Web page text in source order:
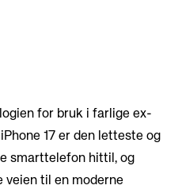
for bruk i farlige ex-
17 er den letteste og
smarttelefon hittil, og
veien til en moderne